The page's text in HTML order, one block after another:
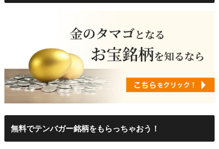
無料でテンバガー銘柄をもらっちゃおう！